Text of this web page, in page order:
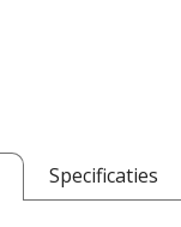
Specificaties